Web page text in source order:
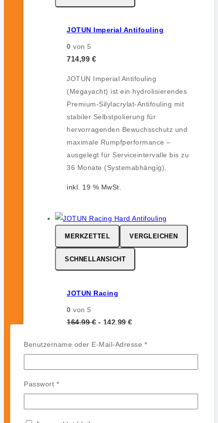
JOTUN Imperial Antifouling
0 von 5
714,99 €
JOTUN Imperial Antifouling
(Megayacht) ist ein hydrolisierendes
Premium-Silylacrylat-Antifouling mit
stabiler Selbstpolierung für
hervorragenden Bewuchsschutz und
maximale Rumpfperformance –
ausgelegt für Serviceintervalle bis zu
36 Monate (Systemabhängig).
inkl. 19 % MwSt.
MERKZETTEL VERGLEICHEN
SCHNELLANSICHT
JOTUN Racing
0 von 5
164,99€ - 142,99 €
JOTUN Racing ist ein
leistungsstarkes Hartantifouling für
Hochgeschwindigkeits- und
glatte und polierfähige Oberfläche
Benutzername oder E-Mail-Adresse *Erforderlich
Passwort *Erforderlich